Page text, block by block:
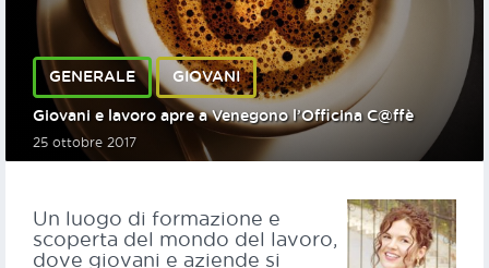
GENERALE GIOVANI
Giovani e lavoro apre a Venegono l’Officina C@ffè
25 ottobre 2017
Un luogo di formazione e
scoperta del mondo del lavoro,
dove giovani e aziende si